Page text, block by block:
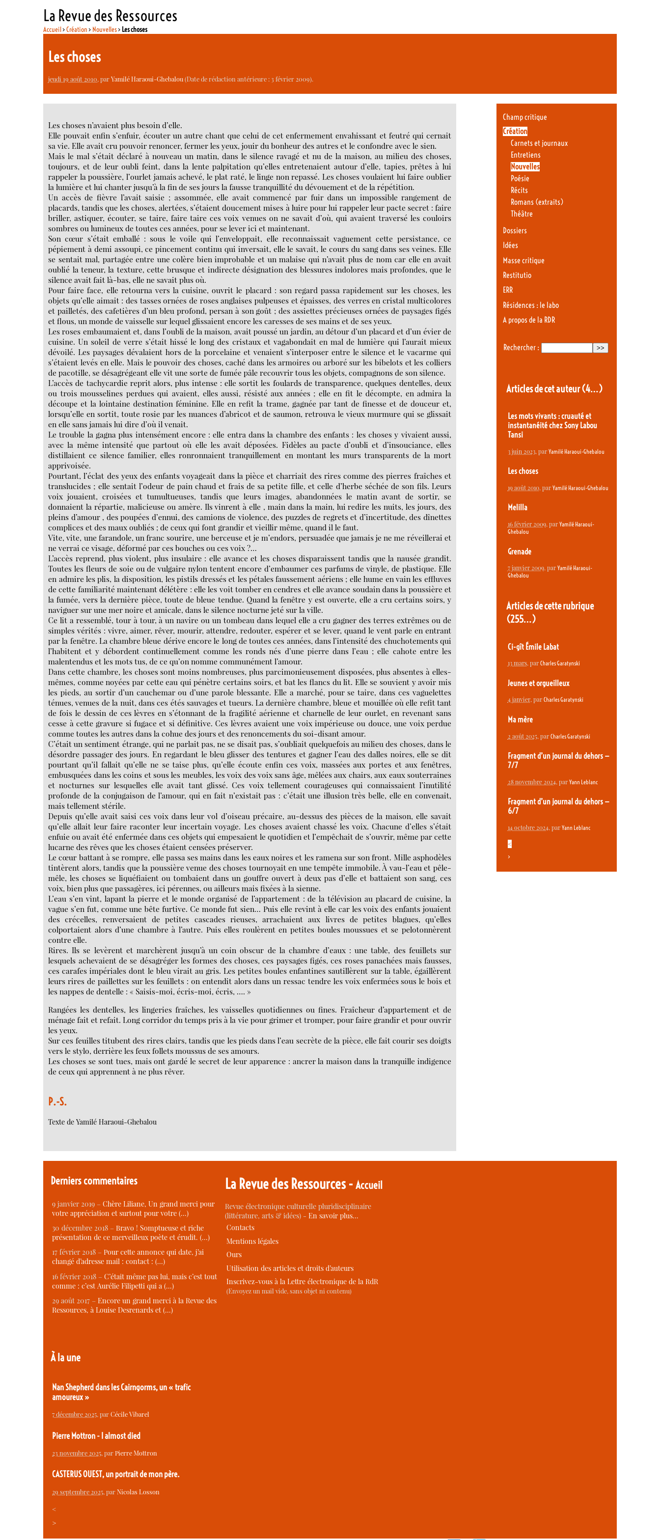
La Revue des Ressources
Accueil>Création > Nouvelles> Les choses
Les choses
jeudi 19 août 2010, parYamilé Haraoui-Ghebalou(Date de rédaction antérieure : 3 février 2009).
Les choses n’avaient plus besoin d’elle.
Elle pouvait enfin s’enfuir, écouter un autre chant que celui de cet enfermement envahissant et feutré qui cernait
sa vie. Elle avait cru pouvoir renoncer, fermer les yeux, jouir du bonheur des autres et le confondre avec le sien.
Mais le mal s’était déclaré à nouveau un matin, dans le silence ravagé et nu de la maison, au milieu des choses,
toujours, et de leur oubli feint, dans la lente palpitation qu’elles entretenaient autour d’elle, tapies, prêtes à lui
rappeler la poussière, l’ourlet jamais achevé, le plat raté, le linge non repassé. Les choses voulaient lui faire oublier
la lumière et lui chanter jusqu’à la fin de ses jours la fausse tranquillité du dévouement et de la répétition.
Un accès de fièvre l’avait saisie ; assommée, elle avait commencé par fuir dans un impossible rangement de
placards, tandis que les choses, alertées, s’étaient doucement mises à luire pour lui rappeler leur pacte secret : faire
briller, astiquer, écouter, se taire, faire taire ces voix venues on ne savait d’où, qui avaient traversé les couloirs
sombres ou lumineux de toutes ces années, pour se lever ici et maintenant.
Son cœur s’était emballé : sous le voile qui l’enveloppait, elle reconnaissait vaguement cette persistance, ce
pépiement à demi assoupi, ce pincement continu qui inversait, elle le savait, le cours du sang dans ses veines. Elle
se sentait mal, partagée entre une colère bien improbable et un malaise qui n’avait plus de nom car elle en avait
oublié la teneur, la texture, cette brusque et indirecte désignation des blessures indolores mais profondes, que le
silence avait fait là-bas, elle ne savait plus où.
Pour faire face, elle retourna vers la cuisine, ouvrit le placard : son regard passa rapidement sur les choses, les
objets qu’elle aimait : des tasses ornées de roses anglaises pulpeuses et épaisses, des verres en cristal multicolores
et pailletés, des cafetières d’un bleu profond, persan à son goût ; des assiettes précieuses ornées de paysages figés
et flous, un monde de vaisselle sur lequel glissaient encore les caresses de ses mains et de ses yeux.
Les roses embaumaient et, dans l’oubli de la maison, avait poussé un jardin, au détour d’un placard et d’un évier de
cuisine. Un soleil de verre s’était hissé le long des cristaux et vagabondait en mal de lumière qui l’aurait mieux
dévoilé. Les paysages dévalaient hors de la porcelaine et venaient s’interposer entre le silence et le vacarme qui
s’étaient levés en elle. Mais le pouvoir des choses, caché dans les armoires ou arboré sur les bibelots et les colliers
de pacotille, se désagrégeant elle vit une sorte de fumée pâle recouvrir tous les objets, compagnons de son silence.
L’accès de tachycardie reprit alors, plus intense : elle sortit les foulards de transparence, quelques dentelles, deux
ou trois mousselines perdues qui avaient, elles aussi, résisté aux années ; elle en fit le décompte, en admira la
découpe et la lointaine destination féminine. Elle en refit la trame, gagnée par tant de finesse et de douceur et,
lorsqu’elle en sortit, toute rosie par les nuances d’abricot et de saumon, retrouva le vieux murmure qui se glissait
en elle sans jamais lui dire d’où il venait.
Le trouble la gagna plus intensément encore : elle entra dans la chambre des enfants : les choses y vivaient aussi,
avec la même intensité que partout où elle les avait déposées. Fidèles au pacte d’oubli et d’insouciance, elles
distillaient ce silence familier, elles ronronnaient tranquillement en montant les murs transparents de la mort
apprivoisée.
Pourtant, l’éclat des yeux des enfants voyageait dans la pièce et charriait des rires comme des pierres fraîches et
translucides ; elle sentait l’odeur de pain chaud et frais de sa petite fille, et celle d’herbe séchée de son fils. Leurs
voix jouaient, croisées et tumultueuses, tandis que leurs images, abandonnées le matin avant de sortir, se
donnaient la répartie, malicieuse ou amère. Ils vinrent à elle , main dans la main, lui redire les nuits, les jours, des
pleins d’amour , des poupées d’ennui, des camions de violence, des puzzles de regrets et d’incertitude, des dînettes
complices et des maux oubliés ; de ceux qui font grandir et vieillir même, quand il le faut.
Vite, vite, une farandole, un franc sourire, une berceuse et je m’endors, persuadée que jamais je ne me réveillerai et
ne verrai ce visage, déformé par ces bouches ou ces voix ?…
L’accès reprend, plus violent, plus insulaire : elle avance et les choses disparaissent tandis que la nausée grandit.
Toutes les fleurs de soie ou de vulgaire nylon tentent encore d’embaumer ces parfums de vinyle, de plastique. Elle
en admire les plis, la disposition, les pistils dressés et les pétales faussement aériens ; elle hume en vain les effluves
de cette familiarité maintenant délétère : elle les voit tomber en cendres et elle avance soudain dans la poussière et
la fumée, vers la dernière pièce, toute de bleue tendue. Quand la fenêtre y est ouverte, elle a cru certains soirs, y
naviguer sur une mer noire et amicale, dans le silence nocturne jeté sur la ville.
Ce lit a ressemblé, tour à tour, à un navire ou un tombeau dans lequel elle a cru gagner des terres extrêmes ou de
simples vérités : vivre, aimer, rêver, mourir, attendre, redouter, espérer et se lever, quand le vent parle en entrant
par la fenêtre. La chambre bleue dérive encore le long de toutes ces années, dans l’intensité des chuchotements qui
l’habitent et y débordent continuellement comme les ronds nés d’une pierre dans l’eau ; elle cahote entre les
malentendus et les mots tus, de ce qu’on nomme communément l’amour.
Dans cette chambre, les choses sont moins nombreuses, plus parcimonieusement disposées, plus absentes à elles-
mêmes, comme noyées par cette eau qui pénètre certains soirs, et bat les flancs du lit. Elle se souvient y avoir mis
les pieds, au sortir d’un cauchemar ou d’une parole blessante. Elle a marché, pour se taire, dans ces vaguelettes
ténues, venues de la nuit, dans ces étés sauvages et tueurs. La dernière chambre, bleue et mouillée où elle refit tant
de fois le dessin de ces lèvres en s’étonnant de la fragilité aérienne et charnelle de leur ourlet, en revenant sans
cesse à cette gravure si fugace et si définitive. Ces lèvres avaient une voix impérieuse ou douce, une voix perdue
comme toutes les autres dans la cohue des jours et des renoncements du soi-disant amour.
C’était un sentiment étrange, qui ne parlait pas, ne se disait pas, s’oubliait quelquefois au milieu des choses, dans le
désordre passager des jours. En regardant le bleu glisser des tentures et gagner l’eau des dalles noires, elle se dit
pourtant qu’il fallait qu’elle ne se taise plus, qu’elle écoute enfin ces voix, massées aux portes et aux fenêtres,
embusquées dans les coins et sous les meubles, les voix des voix sans âge, mêlées aux chairs, aux eaux souterraines
et nocturnes sur lesquelles elle avait tant glissé. Ces voix tellement courageuses qui connaissaient l’inutilité
profonde de la conjugaison de l’amour, qui en fait n’existait pas : c’était une illusion très belle, elle en convenait,
mais tellement stérile.
Depuis qu’elle avait saisi ces voix dans leur vol d’oiseau précaire, au-dessus des pièces de la maison, elle savait
qu’elle allait leur faire raconter leur incertain voyage. Les choses avaient chassé les voix. Chacune d’elles s’était
enfuie ou avait été enfermée dans ces objets qui empesaient le quotidien et l’empêchait de s’ouvrir, même par cette
lucarne des rêves que les choses étaient censées préserver.
Le cœur battant à se rompre, elle passa ses mains dans les eaux noires et les ramena sur son front. Mille asphodèles
tintèrent alors, tandis que la poussière venue des choses tournoyait en une tempête immobile. À vau-l’eau et pêle-
mêle, les choses se liquéfiaient ou tombaient dans un gouffre ouvert à deux pas d’elle et battaient son sang, ces
voix, bien plus que passagères, ici pérennes, ou ailleurs mais fixées à la sienne.
L’eau s’en vint, lapant la pierre et le monde organisé de l’appartement : de la télévision au placard de cuisine, la
vague s’en fut, comme une bête furtive. Ce monde fut sien… Puis elle revint à elle car les voix des enfants jouaient
des crécelles, renversaient de petites cascades rieuses, arrachaient aux livres de petites blagues, qu’elles
colportaient alors d’une chambre à l’autre. Puis elles roulèrent en petites boules moussues et se pelotonnèrent
contre elle.
Rires. Ils se levèrent et marchèrent jusqu’à un coin obscur de la chambre d’eaux : une table, des feuillets sur
lesquels achevaient de se désagréger les formes des choses, ces paysages figés, ces roses panachées mais fausses,
ces carafes impériales dont le bleu virait au gris. Les petites boules enfantines sautillèrent sur la table, égaillèrent
leurs rires de paillettes sur les feuillets : on entendit alors dans un ressac tendre les voix enfermées sous le bois et
les nappes de dentelle : « Saisis-moi, écris-moi, écris, …. »
Rangées les dentelles, les lingeries fraîches, les vaisselles quotidiennes ou fines. Fraîcheur d’appartement et de
ménage fait et refait. Long corridor du temps pris à la vie pour grimer et tromper, pour faire grandir et pour ouvrir
les yeux.
Sur ces feuilles titubent des rires clairs, tandis que les pieds dans l’eau secrète de la pièce, elle fait courir ses doigts
vers le stylo, derrière les feux follets moussus de ses amours.
Les choses se sont tues, mais ont gardé le secret de leur apparence : ancrer la maison dans la tranquille indigence
de ceux qui apprennent à ne plus rêver.
P.-S.
Texte de Yamilé Haraoui-Ghebalou
Champ critique
Création
Carnets et journaux
Entretiens
Nouvelles
Poésie
Récits
Romans (extraits)
Théâtre
Dossiers
Idées
Masse critique
Restitutio
ERR
Résidences : le labo
A propos de la RDR
Rechercher :
Articles de cet auteur(4…)
Les mots vivants : cruauté et
instantanéité chez Sony Labou
Tansi
3 juin 2023, par Yamilé Haraoui-Ghebalou
Les choses
19 août 2010, par Yamilé Haraoui-Ghebalou
Melilla
16 février 2009, par Yamilé Haraoui-
Ghebalou
Grenade
7 janvier 2009, par Yamilé Haraoui-
Ghebalou
Articles de cette rubrique
(255…)
Ci-gît Émile Labat
13 mars, par Charles Garatynski
Jeunes et orgueilleux
4 janvier, par Charles Garatynski
Ma mère
2 août 2025, par Charles Garatynski
Fragment d’un journal du dehors —
7/7
28 novembre 2024, par Yann Leblanc
Fragment d’un journal du dehors —
6/7
14 octobre 2024, par Yann Leblanc
<
>
Derniers commentaires
9 janvier 2019 – Chère Liliane, Un grand merci pour
votre appréciation et surtout pour votre (…)
30 décembre 2018 – Bravo ! Somptueuse et riche
présentation de ce merveilleux poète et érudit. (…)
17 février 2018 – Pour cette annonce qui date, j’ai
changé d’adresse mail : contact : (…)
16 février 2018 – C’était même pas lui, mais c’est tout
comme : c’est Aurélie Filipetti qui a (…)
29 août 2017 – Encore un grand merci à la Revue des
Ressources, à Louise Desrenards et (…)
À la une
Nan Shepherd dans les Cairngorms, un « trafic
amoureux »
7 décembre 2025, parCécile Vibarel
Pierre Mottron - I almost died
23 novembre 2025, parPierre Mottron
CASTERUS OUEST, un portrait de mon père.
29 septembre 2025, parNicolas Losson
<
>
La Revue des Ressources -Accueil
Revue électronique culturelle pluridisciplinaire
(littérature, arts & idées) -En savoir plus…
Contacts
Mentions légales
Ours
Utilisation des articles et droits d’auteurs
Inscrivez-vous à la Lettre électronique de la RdR
(Envoyez un mail vide, sans objet ni contenu)